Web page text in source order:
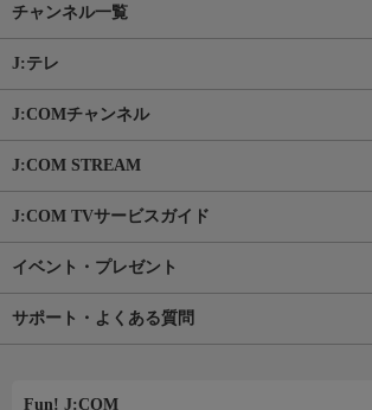
チャンネル一覧
J:テレ
J:COMチャンネル
J:COM STREAM
J:COM TVサービスガイド
イベント・プレゼント
サポート・よくある質問
Fun! J:COM